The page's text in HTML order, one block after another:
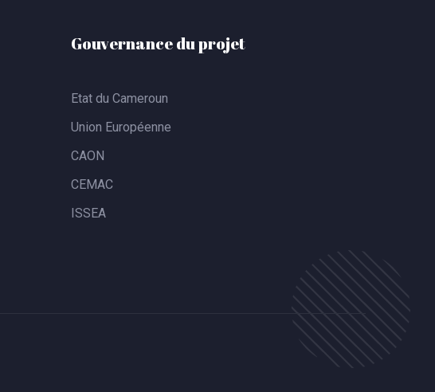
Gouvernance du projet
Etat du Cameroun
Union Européenne
CAON
CEMAC
ISSEA